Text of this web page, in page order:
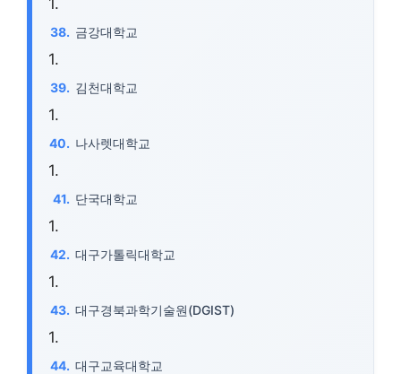
금강대학교
김천대학교
나사렛대학교
단국대학교
대구가톨릭대학교
대구경북과학기술원(DGIST)
대구교육대학교